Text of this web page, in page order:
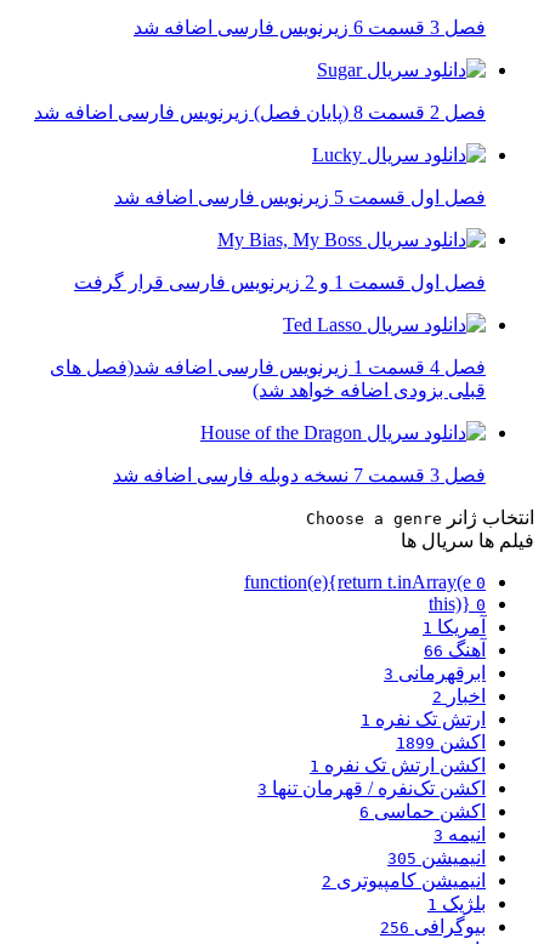
فصل 3 قسمت 6 زیرنویس فارسی اضافه شد
فصل 2 قسمت 8 (پایان فصل) زیرنویس فارسی اضافه شد
فصل اول قسمت 5 زیرنویس فارسی اضافه شد
فصل اول قسمت 1 و 2 زیرنویس فارسی قرار گرفت
فصل 4 قسمت 1 زیرنویس فارسی اضافه شد(فصل های
قبلی بزودی اضافه خواهد شد)
فصل 3 قسمت 7 نسخه دوبله فارسی اضافه شد
انتخاب ژانر Choose a genre
فیلم ها سریال ها
function(e){return t.inArray(e 0
this)} 0
آمریکا 1
آهنگ 66
ابرقهرمانی 3
اخبار 2
ارتش تک نفره 1
اکشن 1899
اکشن ارتش تک نفره 1
اکشن تک‌نفره / قهرمان تنها 3
اکشن حماسی 6
انیمه 3
انیمیشن 305
انیمیشن کامپیوتری 2
بلژیک 1
بیوگرافی 256